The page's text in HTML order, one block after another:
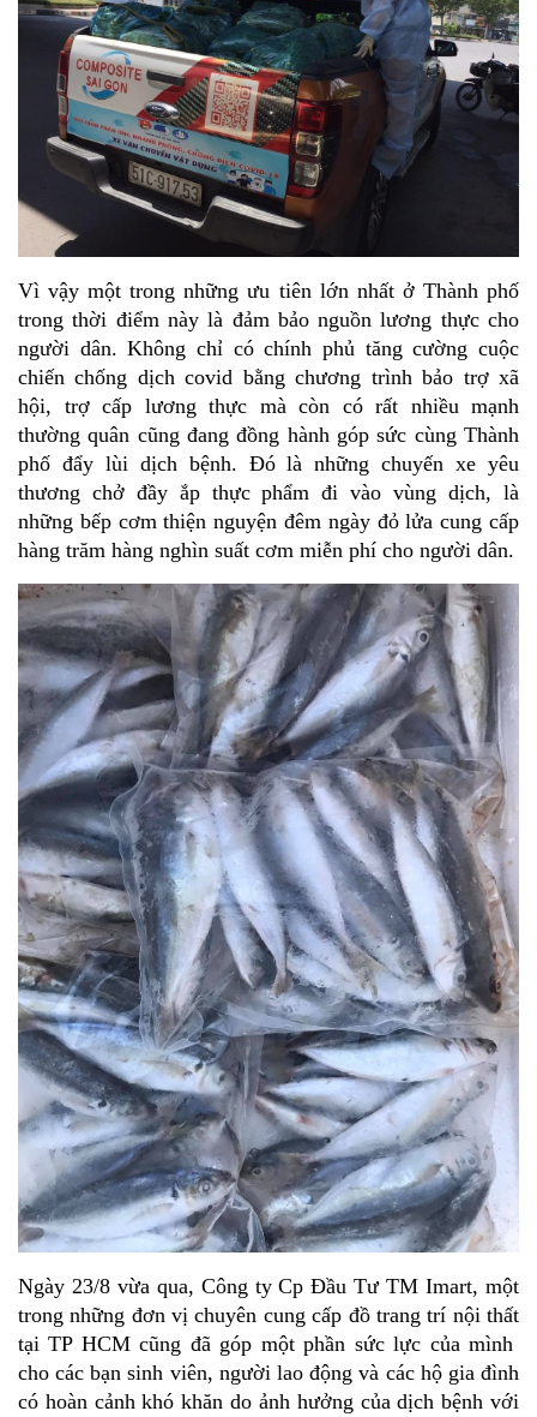
Vì vậy một trong những ưu tiên lớn nhất ở Thành phố
trong thời điểm này là đảm bảo nguồn lương thực cho
người dân. Không chỉ có chính phủ tăng cường cuộc
chiến chống dịch covid bằng chương trình bảo trợ xã
hội, trợ cấp lương thực mà còn có rất nhiều mạnh
thường quân cũng đang đồng hành góp sức cùng Thành
phố đẩy lùi dịch bệnh. Đó là những chuyến xe yêu
thương chở đầy ắp thực phẩm đi vào vùng dịch, là
những bếp cơm thiện nguyện đêm ngày đỏ lửa cung cấp
hàng trăm hàng nghìn suất cơm miễn phí cho người dân.
Ngày 23/8 vừa qua, Công ty Cp Đầu Tư TM Imart, một
trong những đơn vị chuyên cung cấp đồ trang trí nội thất
tại TP HCM cũng đã góp một phần sức lực của mình
cho các bạn sinh viên, người lao động và các hộ gia đình
có hoàn cảnh khó khăn do ảnh hưởng của dịch bệnh với